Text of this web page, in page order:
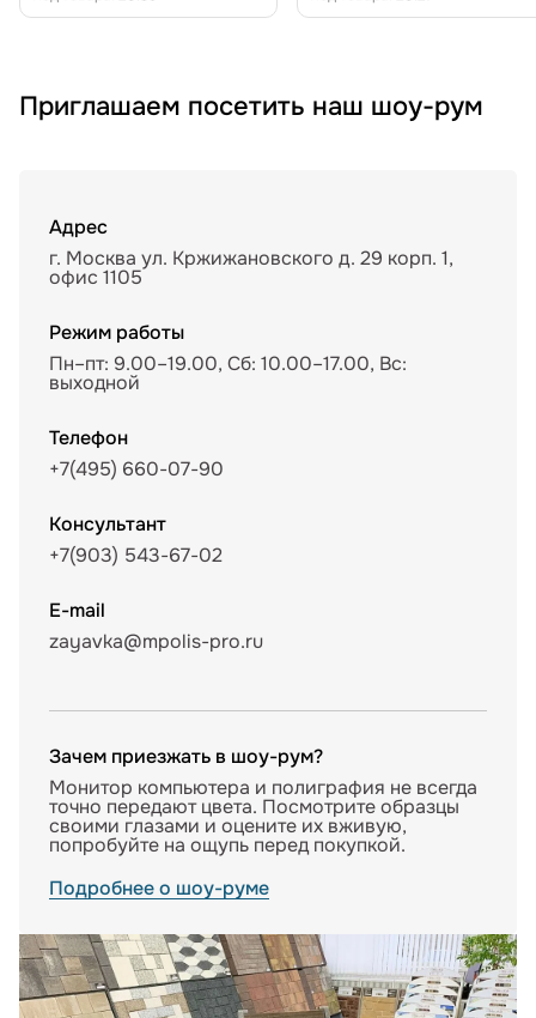
Приглашаем посетить наш шоу-рум
Адрес
г. Москва ул. Кржижановского д. 29 корп. 1,
офис 1105
Режим работы
Пн–пт: 9.00–19.00, Сб: 10.00–17.00, Вс:
выходной
Телефон
+7(495) 660-07-90
Консультант
+7(903) 543-67-02
E-mail
zayavka@mpolis-pro.ru
Зачем приезжать в шоу-рум?
Монитор компьютера и полиграфия не всегда
точно передают цвета. Посмотрите образцы
своими глазами и оцените их вживую,
попробуйте на ощупь перед покупкой.
Подробнее о шоу-руме